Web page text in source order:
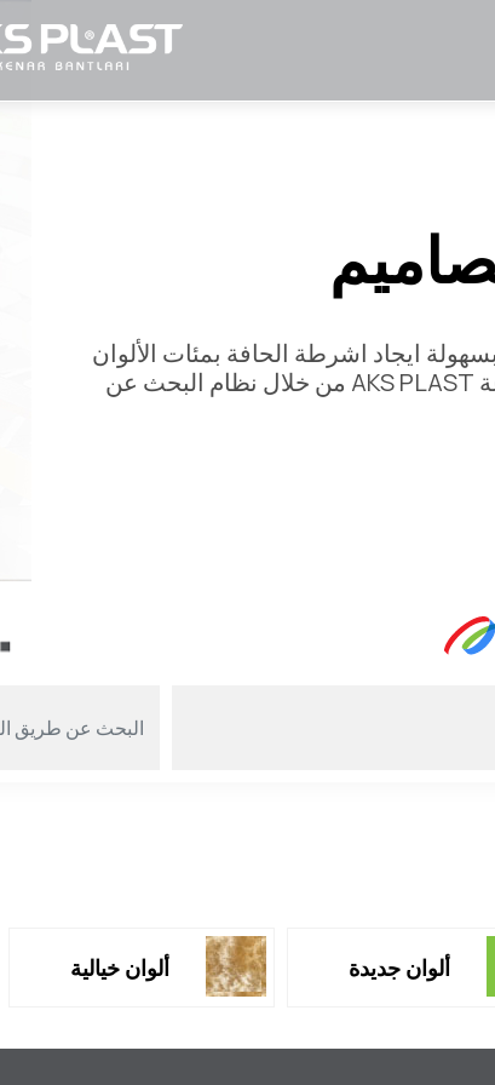
ايجاد اشرطة الحافة بمئات الألوان
والتصاميم في مجموعة AKS PLAST من خلال نظام البحث عن
ألوان خيالية ألوان جديدة